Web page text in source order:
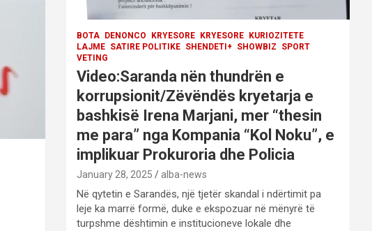
BOTA DENONCO KRYESORE KRYESORE
KURIOZITETE
LAJME SATIRE POLITIKE SHENDETI+ SHOWBIZ
SPORT
VETING
Video:Saranda nën thundrën e
korrupsionit/Zëvëndës kryetarja e
bashkisë Irena Marjani, mer “thesin
me para” nga Kompania “Kol Noku”, e
implikuar Prokuroria dhe Policia
January 28, 2025 alba-news
Në qytetin e Sarandës, një tjetër skandal i ndërtimit pa
leje ka marrë formë, duke e ekspozuar në mënyrë të
turpshme dështimin e institucioneve lokale dhe